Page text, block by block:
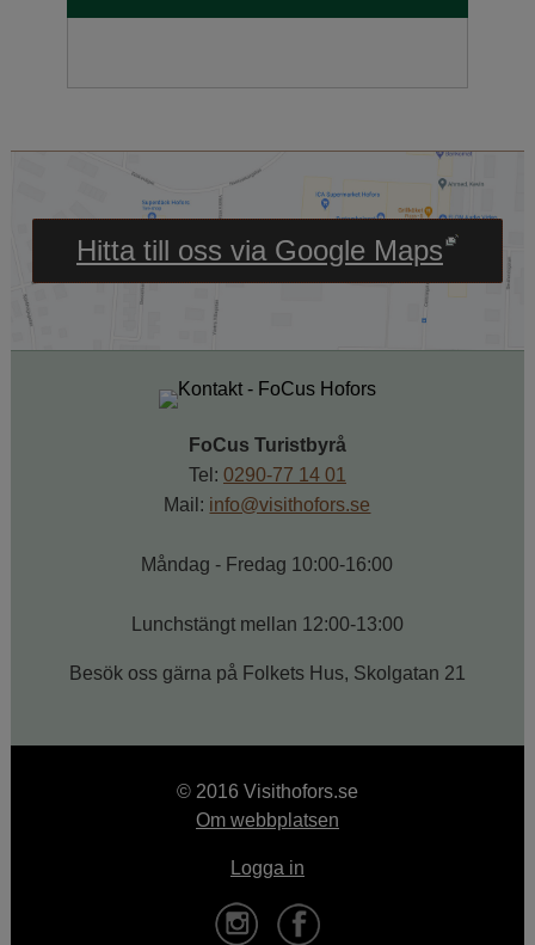
Hitta till oss via Google Maps
Länk till annan
FoCus Turistbyrå
Tel: 0290-77 14 01
Mail: info@visithofors.se
Måndag - Fredag 10:00-16:00
Lunchstängt mellan 12:00-13:00
Besök oss gärna på Folkets Hus, Skolgatan 21
© 2016 Visithofors.se
Om webbplatsen
Logga in